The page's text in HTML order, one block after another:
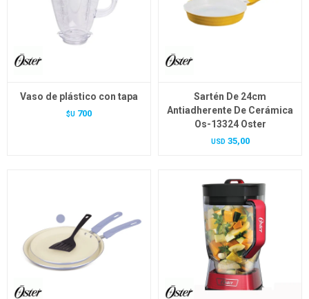
Vaso de plástico con tapa
$U 700
Sartén De 24cm
Antiadherente De Cerámica
Os-13324 Oster
USD 35,00